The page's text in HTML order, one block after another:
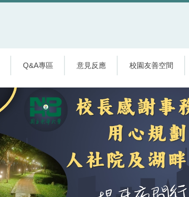
Q&A專區 意見反應 校園友善空間